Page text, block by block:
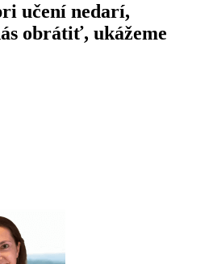
učení nedarí,
obrátiť, ukážeme